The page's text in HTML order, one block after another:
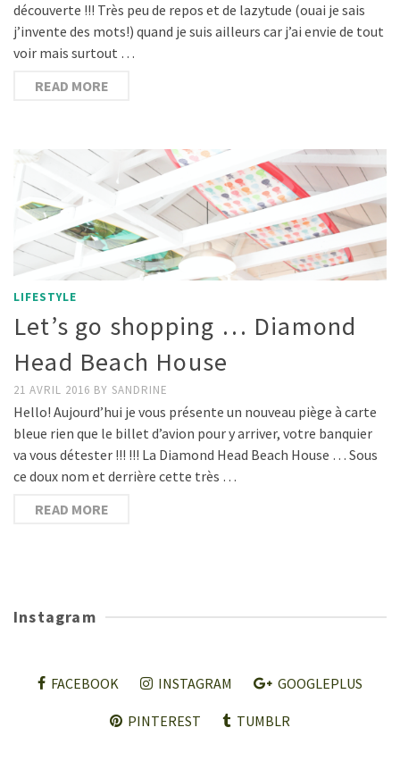
découverte !!! Très peu de repos et de lazytude (ouai je sais
j’invente des mots!) quand je suis ailleurs car j’ai envie de tout
voir mais surtout …
READ MORE
LIFESTYLE
Let’s go shopping … Diamond
Head Beach House
21 AVRIL 2016 BY SANDRINE
Hello! Aujourd’hui je vous présente un nouveau piège à carte
bleue rien que le billet d’avion pour y arriver, votre banquier
va vous détester !!! !!! La Diamond Head Beach House … Sous
ce doux nom et derrière cette très …
READ MORE
Instagram
FACEBOOK INSTAGRAM GOOGLEPLUS
PINTEREST TUMBLR